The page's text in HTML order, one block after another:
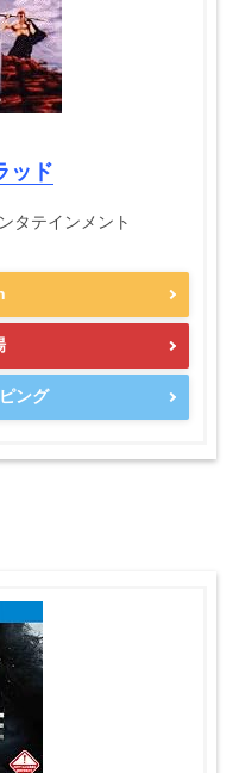
ッド
タテインメント
ング